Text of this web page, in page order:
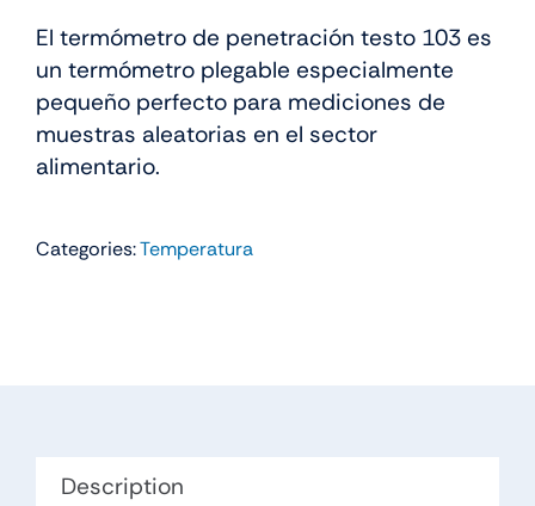
El termómetro de penetración testo 103 es
un termómetro plegable especialmente
pequeño perfecto para mediciones de
muestras aleatorias en el sector
alimentario.
Categories:Temperatura
Description